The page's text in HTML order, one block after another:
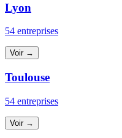
Lyon
54 entreprises
Voir →
Toulouse
54 entreprises
Voir →